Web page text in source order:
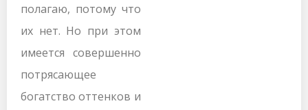
полагаю, потому что
их нет. Но при этом
имеется совершенно
потрясающее
богатство оттенков и